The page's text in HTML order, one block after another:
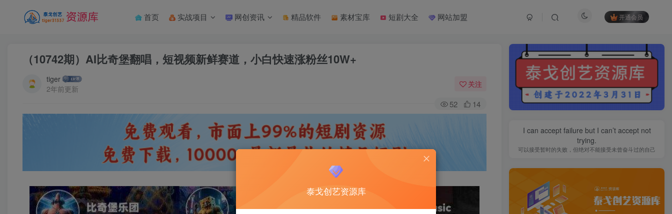
首页 实战项目 网创资讯 精品软件 素材宝库 短剧大全 网站加盟 开通会员
（10742期）AI比奇堡翻唱，短视频新鲜赛道，小白快速涨粉丝10W+
tiger
2年前更新
关注
52 14
I can accept failure but I can’t accept not
trying.
可以接受暂时的失败，但绝对不能接受未曾奋斗过的自己
泰戈创艺资源库